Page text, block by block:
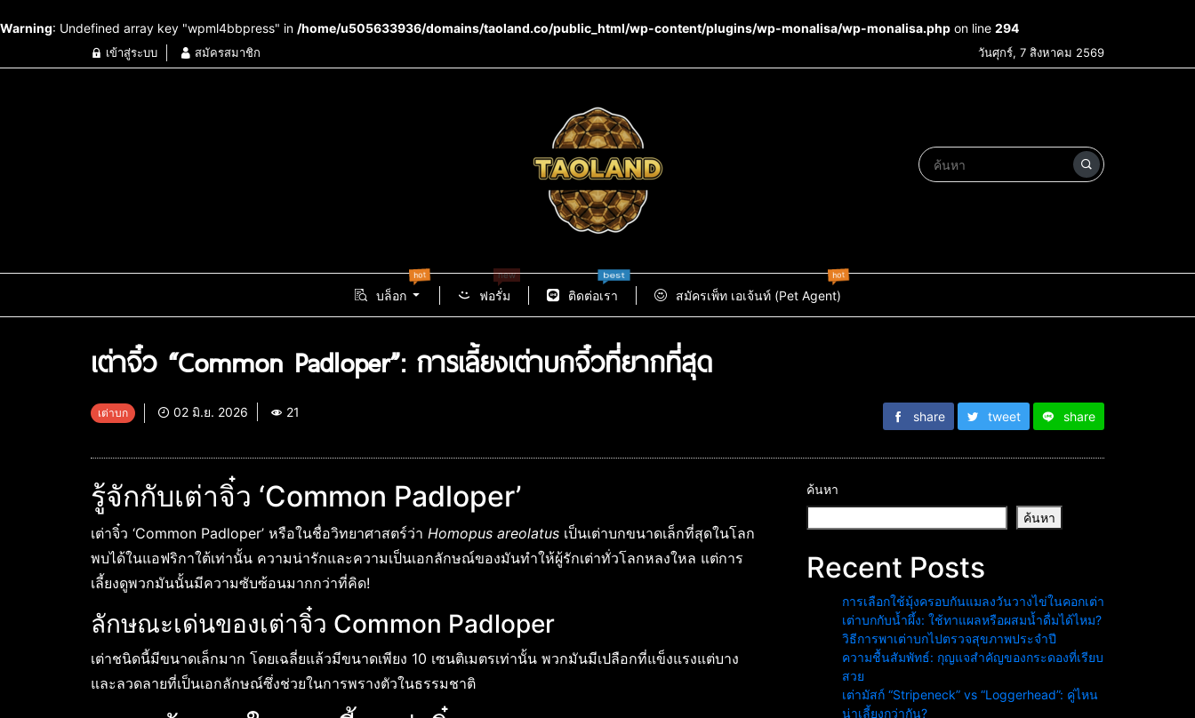
Warning: Undefined array key "wpml4bbpress" in /home/u505633936/domains/taoland.co/public_html/wp-content/plugins/wp-monalisa/wp-monalisa.php on line 294
เข้าสู่ระบบ สมัครสมาชิก วันศุกร์, 7 สิงหาคม 2569
บล็อก
hot
ฟอรั่ม
new
ติดต่อเรา
best
สมัครเพ็ท เอเจ้นท์ (Pet Agent)
hot
เต่าจิ๋ว “Common Padloper”: การเลี้ยงเต่าบกจิ๋วที่ยากที่สุด
เต่าบก 02 มิ.ย. 2026 21 share tweet share
รู้จักกับเต่าจิ๋ว ‘Common Padloper’
เต่าจิ๋ว ‘Common Padloper’ หรือในชื่อวิทยาศาสตร์ว่า Homopus areolatus เป็นเต่าบกขนาดเล็กที่สุดในโลก
พบได้ในแอฟริกาใต้เท่านั้น ความน่ารักและความเป็นเอกลักษณ์ของมันทำให้ผู้รักเต่าทั่วโลกหลงใหล แต่การ
เลี้ยงดูพวกมันนั้นมีความซับซ้อนมากกว่าที่คิด!
ลักษณะเด่นของเต่าจิ๋ว Common Padloper
เต่าชนิดนี้มีขนาดเล็กมาก โดยเฉลี่ยแล้วมีขนาดเพียง 10 เซนติเมตรเท่านั้น พวกมันมีเปลือกที่แข็งแรงแต่บาง
และลวดลายที่เป็นเอกลักษณ์ซึ่งช่วยในการพรางตัวในธรรมชาติ
ค้นหา
ค้นหา
Recent Posts
การเลือกใช้มุ้งครอบกันแมลงวันวางไข่ในคอกเต่า
เต่าบกกับน้ำผึ้ง: ใช้ทาแผลหรือผสมน้ำดื่มได้ไหม?
วิธีการพาเต่าบกไปตรวจสุขภาพประจำปี
ความชื้นสัมพัทธ์: กุญแจสำคัญของกระดองที่เรียบ
สวย
เต่ามัสก์ “Stripeneck” vs “Loggerhead”: คู่ไหน
น่าเลี้ยงกว่ากัน?